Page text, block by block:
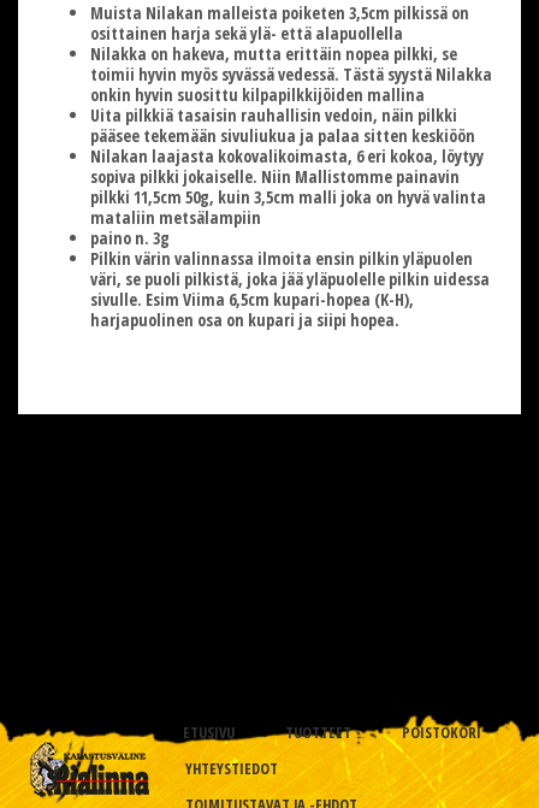
Muista Nilakan malleista poiketen 3,5cm pilkissä on
osittainen harja sekä ylä- että alapuollella
Nilakka on hakeva, mutta erittäin nopea pilkki, se
toimii hyvin myös syvässä vedessä. Tästä syystä Nilakka
onkin hyvin suosittu kilpapilkkijöiden mallina
Uita pilkkiä tasaisin rauhallisin vedoin, näin pilkki
pääsee tekemään sivuliukua ja palaa sitten keskiöön
Nilakan laajasta kokovalikoimasta, 6 eri kokoa, löytyy
sopiva pilkki jokaiselle. Niin Mallistomme painavin
pilkki 11,5cm 50g, kuin 3,5cm malli joka on hyvä valinta
mataliin metsälampiin
paino n. 3g
Pilkin värin valinnassa ilmoita ensin pilkin yläpuolen
väri, se puoli pilkistä, joka jää yläpuolelle pilkin uidessa
sivulle. Esim Viima 6,5cm kupari-hopea (K-H),
harjapuolinen osa on kupari ja siipi hopea.
ETUSIVU TUOTTEET
POISTOKORI
YHTEYSTIEDOT